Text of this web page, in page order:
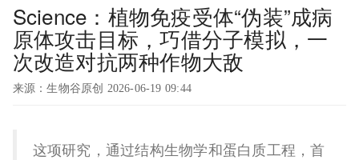
Science：植物免疫受体“伪装”成病
原体攻击目标，巧借分子模拟，一
次改造对抗两种作物大敌
来源：生物谷原创 2026-06-19 09:44
这项研究，通过结构生物学和蛋白质工程，首